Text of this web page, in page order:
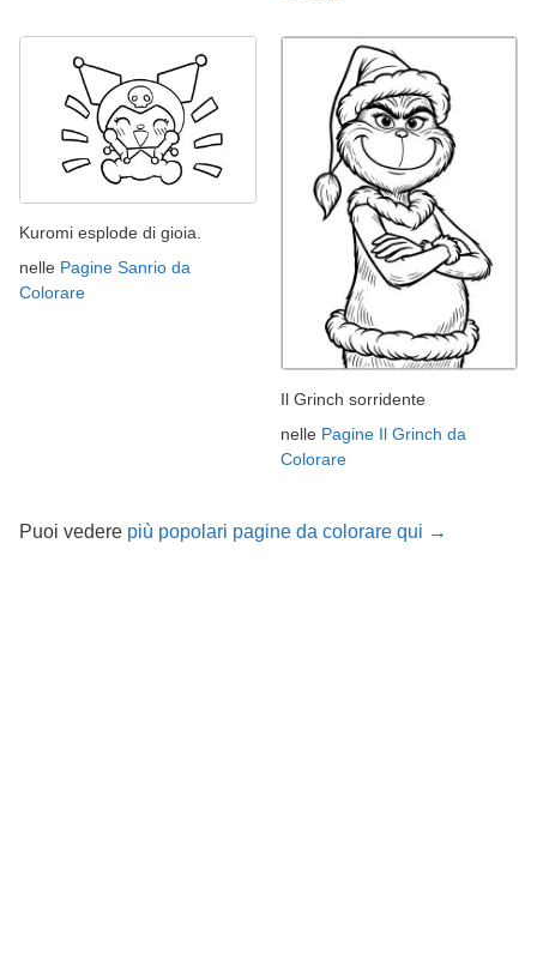
Kuromi esplode di gioia.
nelle Pagine Sanrio da
Colorare
Il Grinch sorridente
nelle Pagine Il Grinch da
Colorare
Puoi vedere più popolari pagine da colorare qui →